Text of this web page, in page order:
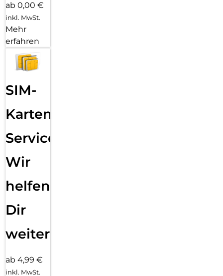
ab 0,00 €
inkl. MwSt.
Mehr
erfahren
SIM-
Karten
Service:
Wir
helfen
Dir
weiter
ab 4,99 €
inkl. MwSt.